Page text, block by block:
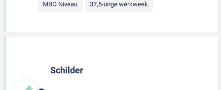
MBO Niveau 37,5-urige werkweek
Schilder